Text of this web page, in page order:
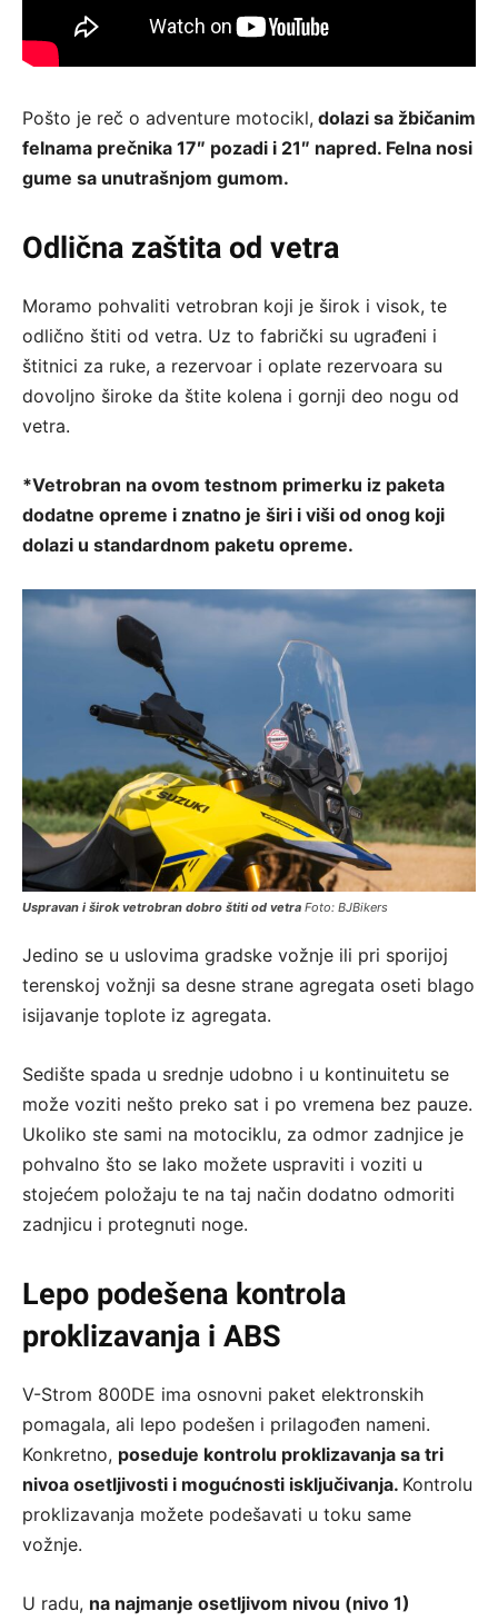
Pošto je reč o adventure motocikl, dolazi sa žbičanim
felnama prečnika 17″ pozadi i 21″ napred. Felna nosi
gume sa unutrašnjom gumom.
Odlična zaštita od vetra
Moramo pohvaliti vetrobran koji je širok i visok, te
odlično štiti od vetra. Uz to fabrički su ugrađeni i
štitnici za ruke, a rezervoar i oplate rezervoara su
dovoljno široke da štite kolena i gornji deo nogu od
vetra.
*Vetrobran na ovom testnom primerku iz paketa
dodatne opreme i znatno je širi i viši od onog koji
dolazi u standardnom paketu opreme.
Uspravan i širok vetrobran dobro štiti od vetra Foto: BJBikers
Jedino se u uslovima gradske vožnje ili pri sporijoj
terenskoj vožnji sa desne strane agregata oseti blago
isijavanje toplote iz agregata.
Sedište spada u srednje udobno i u kontinuitetu se
može voziti nešto preko sat i po vremena bez pauze.
Ukoliko ste sami na motociklu, za odmor zadnjice je
pohvalno što se lako možete uspraviti i voziti u
stojećem položaju te na taj način dodatno odmoriti
zadnjicu i protegnuti noge.
Lepo podešena kontrola
proklizavanja i ABS
V-Strom 800DE ima osnovni paket elektronskih
pomagala, ali lepo podešen i prilagođen nameni.
Konkretno, poseduje kontrolu proklizavanja sa tri
nivoa osetljivosti i mogućnosti isključivanja. Kontrolu
proklizavanja možete podešavati u toku same
vožnje.
U radu, na najmanje osetljivom nivou (nivo 1)